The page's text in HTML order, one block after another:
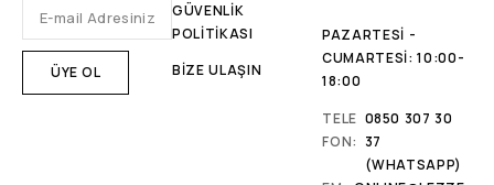
GÜVENLİK
POLİTİKASI
BİZE ULAŞIN
PAZARTESI -
CUMARTESI: 10:00-
18:00
TELE
FON:
0850 307 30
37
(WHATSAPP)